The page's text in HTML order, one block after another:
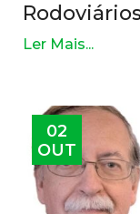
Ler Mais...
02
OUT